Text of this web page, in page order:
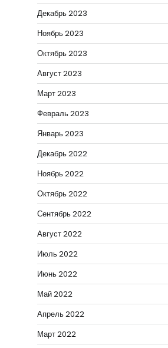
Декабрь 2023
Ноябрь 2023
Октябрь 2023
Август 2023
Март 2023
Февраль 2023
Январь 2023
Декабрь 2022
Ноябрь 2022
Октябрь 2022
Сентябрь 2022
Август 2022
Июль 2022
Июнь 2022
Май 2022
Апрель 2022
Март 2022